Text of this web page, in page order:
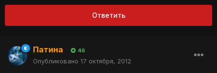
Ответить
Патина 46
Опубликовано 17 октября, 2012